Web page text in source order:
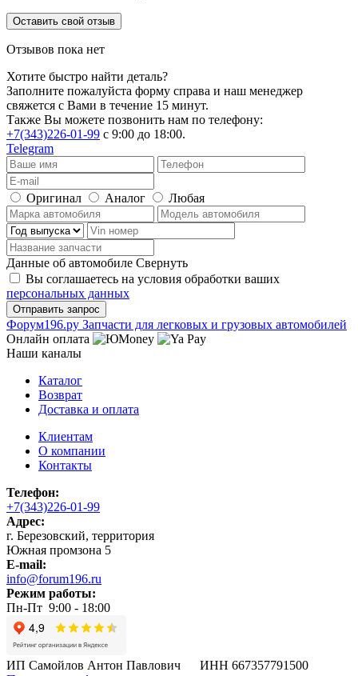
Оставить свой отзыв
Отзывов пока нет
Хотите быстро найти деталь?
Заполните пожалуйста форму справа и наш менеджер
свяжется с Вами в течение 15 минут.
Также Вы можете позвонить нам по телефону:
+7(343)226-01-99 с 9:00 до 18:00.
Telegram
Оригинал Аналог Любая
Данные об автомобиле Свернуть
Вы соглашаетесь на условия обработки ваших
персональных данных
Фoрум196.ру Запчасти для легковых и грузовых автомобилей
Онлайн оплата
Наши каналы
Каталог
Возврат
Доставка и оплата
Клиентам
О компании
Контакты
Телефон:
+7(343)226-01-99
Адрес:
г. Березовский, территория
Южная промзона 5
E-mail:
info@forum196.ru
Режим работы:
Пн-Пт 9:00 - 18:00
ИП Самойлов Антон Павлович ИНН 667357791500